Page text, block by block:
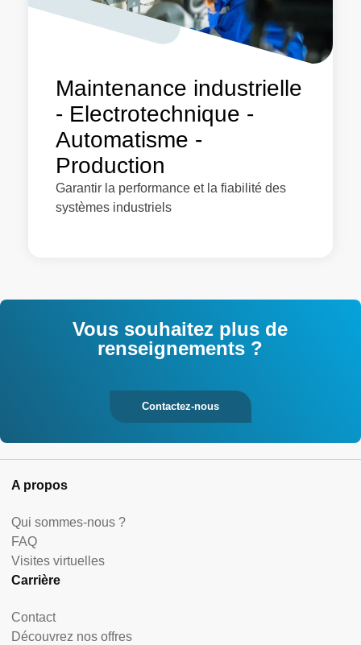
Maintenance industrielle
- Electrotechnique -
Automatisme -
Production
Garantir la performance et la fiabilité des
systèmes industriels
Vous souhaitez plus de
renseignements ?
Contactez-nous
A propos
Qui sommes-nous ?
FAQ
Visites virtuelles
Carrière
Contact
Découvrez nos offres